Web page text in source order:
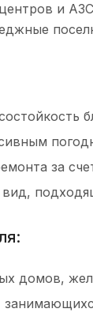
и
за
домов,